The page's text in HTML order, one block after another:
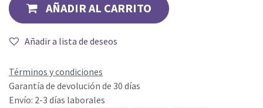
AÑADIR AL CARRITO
Añadir a lista de deseos
Términos y condiciones
Garantía de devolución de 30 días
Envío: 2-3 días laborales